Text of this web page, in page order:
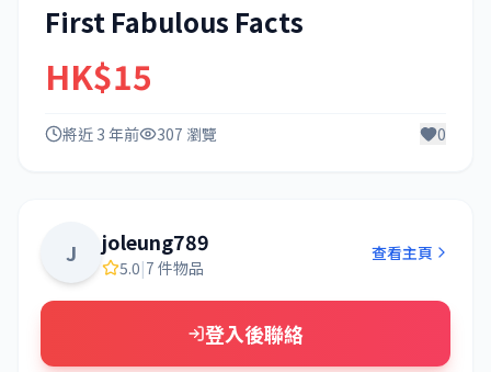
First Fabulous Facts
HK$15
將近 3 年前 307 瀏覽 0
J joleung789
5.0|7 件物品
查看主頁
登入後聯絡